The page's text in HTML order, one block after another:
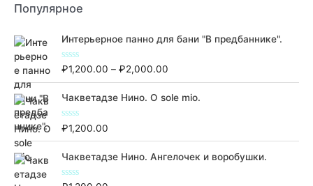
Популярное
Интерьерное панно для бани "В предбаннике".
О
е
н
к
а
0
и
з
₽1,200.00 – ₽2,000.00
и
а
з
о
Чакветадзе Нино. O sole mio.
О
е
н
к
а
0
₽1,200.00
Чакветадзе Нино. Ангелочек и воробушки.